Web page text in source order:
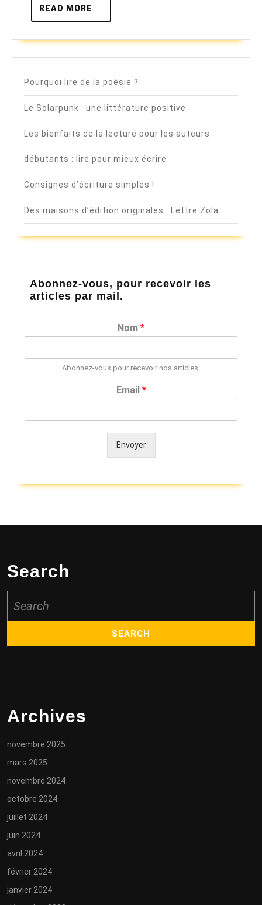
READ MORE
MORE
Pourquoi lire de la poésie ?
Le Solarpunk : une littérature positive
Les bienfaits de la lecture pour les auteurs
débutants : lire pour mieux écrire
Consignes d’écriture simples !
Des maisons d’édition originales : Lettre Zola
Abonnez-vous, pour recevoir les
articles par mail.
Nom *
Abonnez-vous pour recevoir nos articles.
Email *
Envoyer
Search
for:
Archives
novembre 2025
mars 2025
novembre 2024
octobre 2024
juillet 2024
juin 2024
avril 2024
février 2024
janvier 2024